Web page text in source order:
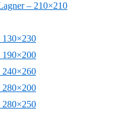
– 210×210
130×230
190×200
240×260
280×200
280×250